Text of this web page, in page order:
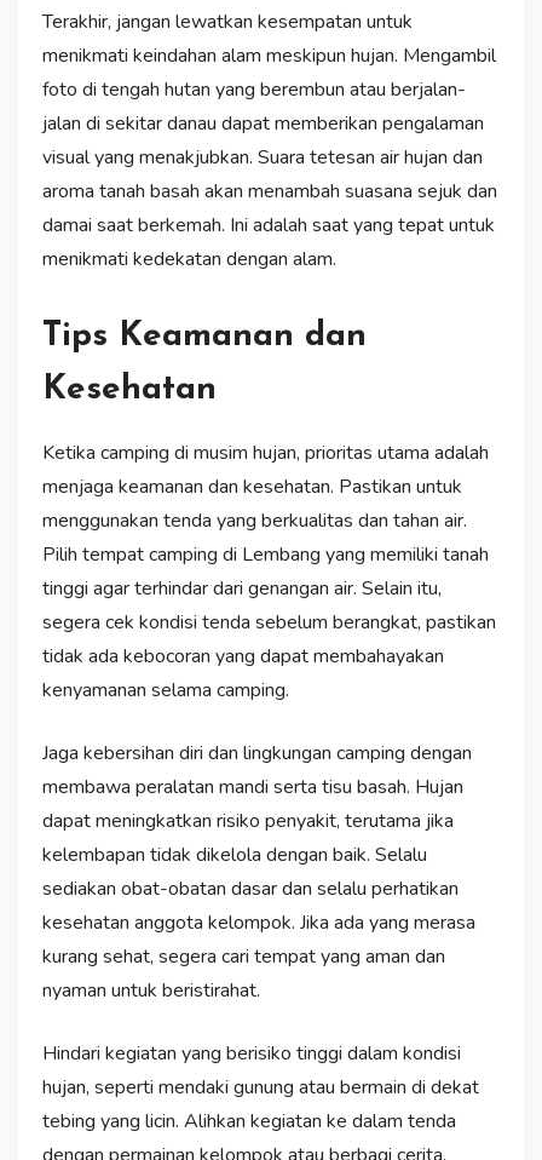
Terakhir, jangan lewatkan kesempatan untuk
menikmati keindahan alam meskipun hujan. Mengambil
foto di tengah hutan yang berembun atau berjalan-
jalan di sekitar danau dapat memberikan pengalaman
visual yang menakjubkan. Suara tetesan air hujan dan
aroma tanah basah akan menambah suasana sejuk dan
damai saat berkemah. Ini adalah saat yang tepat untuk
menikmati kedekatan dengan alam.
Tips Keamanan dan
Kesehatan
Ketika camping di musim hujan, prioritas utama adalah
menjaga keamanan dan kesehatan. Pastikan untuk
menggunakan tenda yang berkualitas dan tahan air.
Pilih tempat camping di Lembang yang memiliki tanah
tinggi agar terhindar dari genangan air. Selain itu,
segera cek kondisi tenda sebelum berangkat, pastikan
tidak ada kebocoran yang dapat membahayakan
kenyamanan selama camping.
Jaga kebersihan diri dan lingkungan camping dengan
membawa peralatan mandi serta tisu basah. Hujan
dapat meningkatkan risiko penyakit, terutama jika
kelembapan tidak dikelola dengan baik. Selalu
sediakan obat-obatan dasar dan selalu perhatikan
kesehatan anggota kelompok. Jika ada yang merasa
kurang sehat, segera cari tempat yang aman dan
nyaman untuk beristirahat.
Hindari kegiatan yang berisiko tinggi dalam kondisi
hujan, seperti mendaki gunung atau bermain di dekat
tebing yang licin. Alihkan kegiatan ke dalam tenda